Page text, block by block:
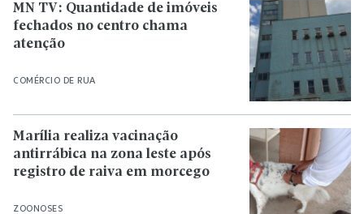
COMÉRCIO DE RUA
MN TV: Quantidade de imóveis
fechados no centro chama
atenção
ZOONOSES
Marília realiza vacinação
antirrábica na zona leste após
registro de raiva em morcego